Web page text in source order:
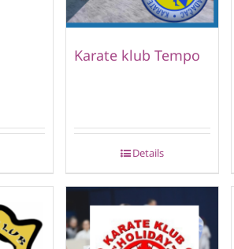
Karate klub Tempo
Details